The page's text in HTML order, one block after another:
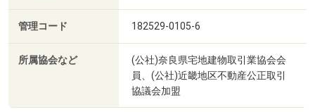
管理コード 182529-0105-6
所属協会など
(公社)奈良県宅地建物取引業協会会
員、(公社)近畿地区不動産公正取引
協議会加盟